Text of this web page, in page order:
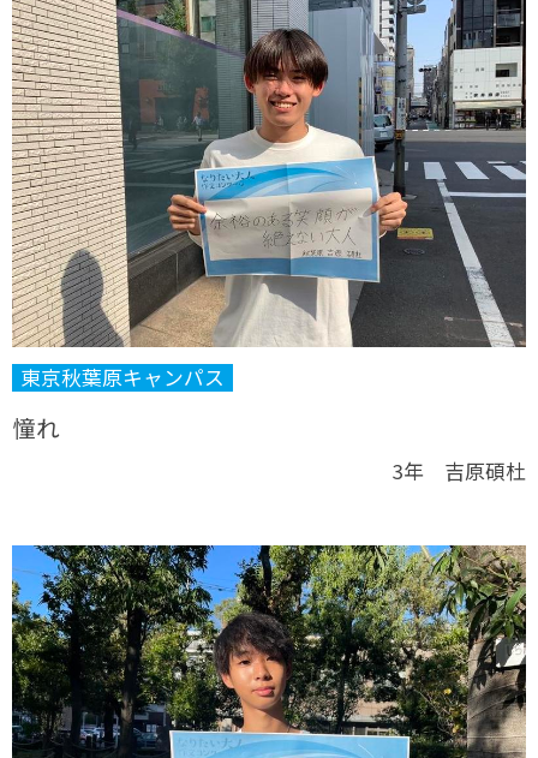
東京秋葉原キャンパス
憧れ
3年 吉原碩杜